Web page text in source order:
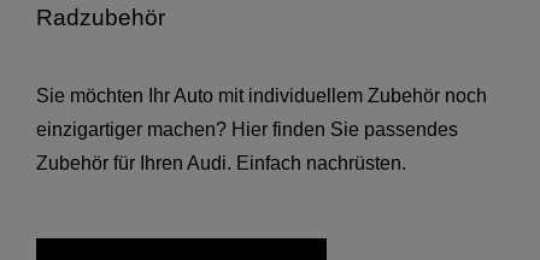
Radzubehör
Sie möchten Ihr Auto mit individuellem Zubehör noch
einzigartiger machen? Hier finden Sie passendes
Zubehör für Ihren Audi. Einfach nachrüsten.